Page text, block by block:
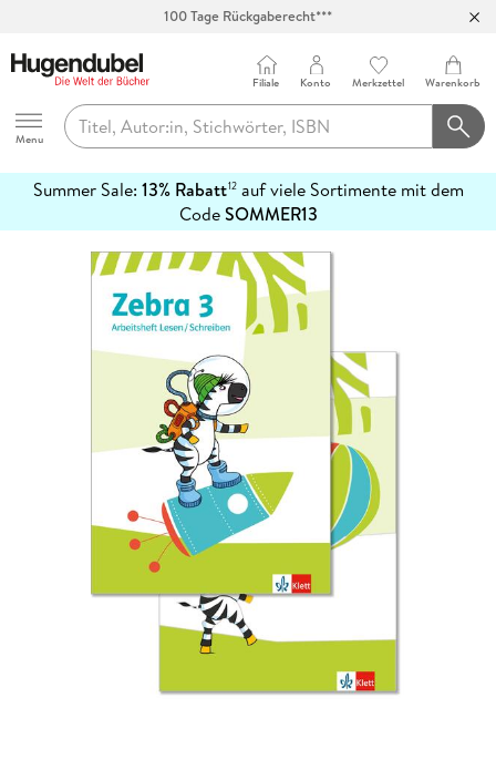
100 Tage Rückgaberecht***
Hugendubel
Menu
Filiale Konto Merkzettel Warenkorb
Summer Sale: 13% Rabatt12auf viele Sortimente mit dem
CodeSOMMER13
erfahren